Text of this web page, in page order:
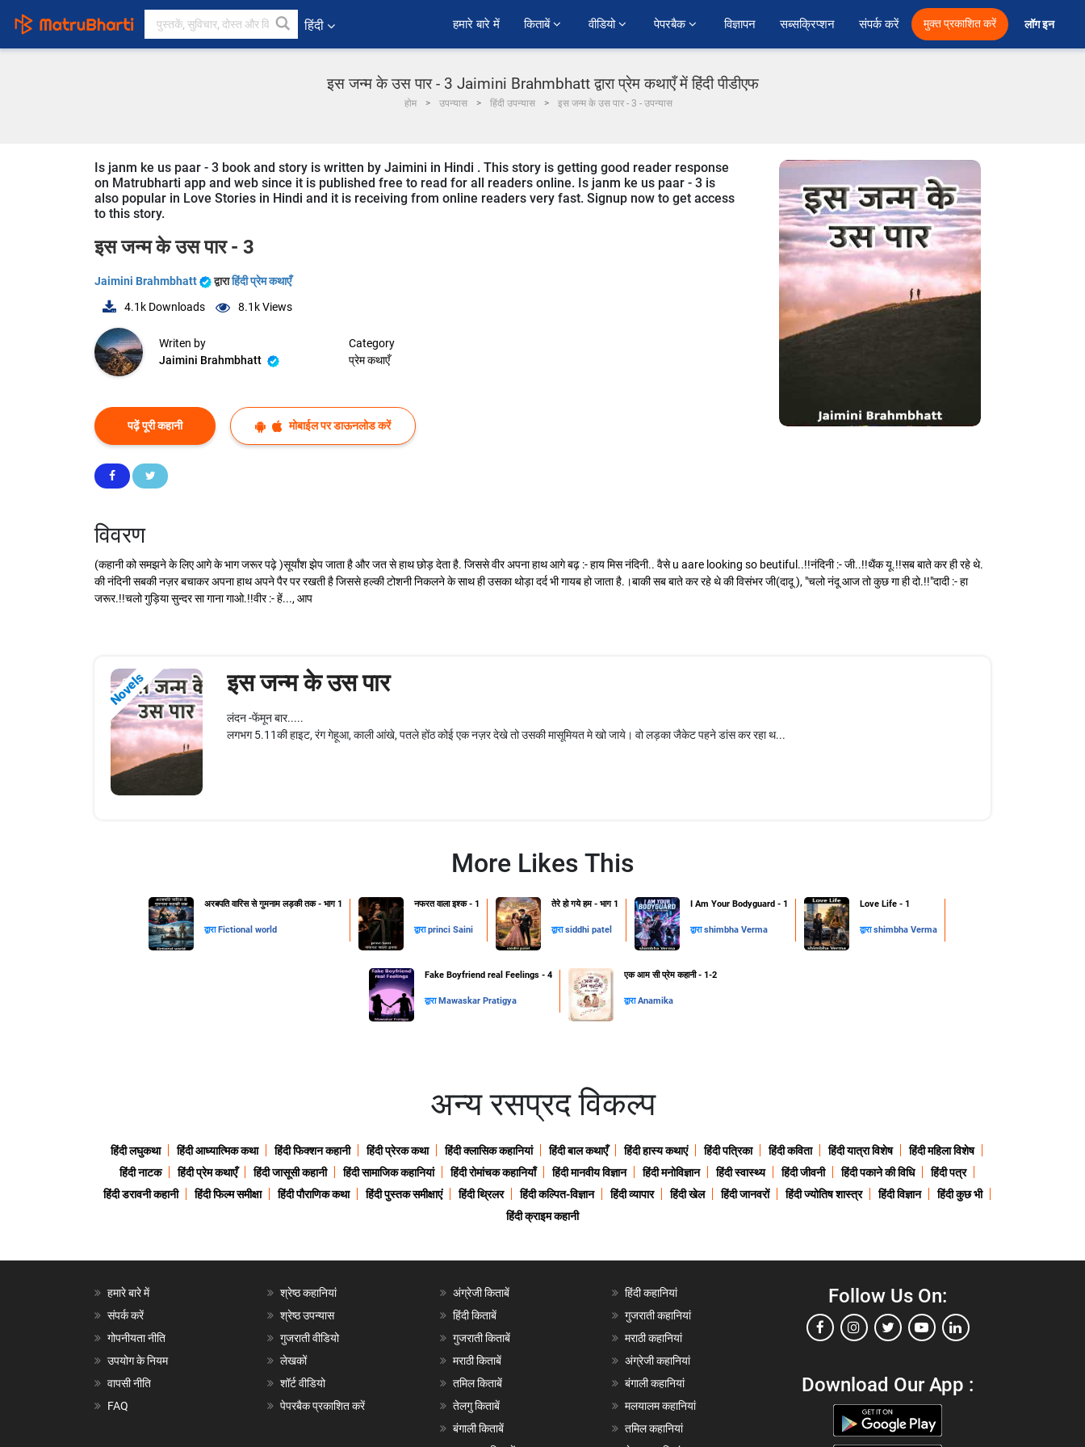
हिंदी हमारे बारे में किताबें वीडियो पेपरबैक विज्ञापन सब्सक्रिप्शन संपर्क करें मुक्त प्रकाशित करें लॉग इन
इस जन्म के उस पार - 3 Jaimini Brahmbhatt द्वारा प्रेम कथाएँ में हिंदी पीडीएफ
होम उपन्यास हिंदी उपन्यास इस जन्म के उस पार - 3 - उपन्यास
Is janm ke us paar - 3 book and story is written by Jaimini in Hindi . This story is getting good reader response
on Matrubharti app and web since it is published free to read for all readers online. Is janm ke us paar - 3 is
also popular in Love Stories in Hindi and it is receiving from online readers very fast. Signup now to get access
to this story.
इस जन्म के उस पार - 3
Jaimini Brahmbhatt द्वाराहिंदी प्रेम कथाएँ
4.1k Downloads 8.1kViews
Writen by
Jaimini Brahmbhatt
Category
प्रेम कथाएँ
पढ़ें पूरी कहानी मोबाईल पर डाऊनलोड करें
विवरण
(कहानी को समझने के लिए आगे के भाग जरूर पढ़े )सूर्यांश झेप जाता है और जत से हाथ छोड़ देता है. जिससे वीर अपना हाथ आगे बढ़ :- हाय मिस नंदिनी.. वैसे u aare looking so beutiful..!!नंदिनी :- जी..!!थैंक यू.!!सब बाते कर ही रहे थे.
की नंदिनी सबकी नज़र बचाकर अपना हाथ अपने पैर पर रखती है जिससे हल्की टोशनी निकलने के साथ ही उसका थोड़ा दर्द भी गायब हो जाता है.।बाकी सब बाते कर रहे थे की विसंभर जी(दादू ), "चलो नंदू आज तो कुछ गा ही दो.!!"दादी :- हा
जरूर.!!चलो गुड़िया सुन्दर सा गाना गाओ.!!वीर :- हें..., आप
Novels इस जन्म के उस पार
लंदन -फेंमून बार.....
लगभग 5.11की हाइट, रंग गेहूआ, काली आंखे, पतले होंठ कोई एक नज़र देखे तो उसकी मासूमियत मे खो जाये। वो लड़का जैकेट पहने डांस कर रहा थ...
More Likes This
अरबपति वारिस से गुमनाम लड़की तक - भाग 1
द्वारा Fictional world
नफरत वाला इश्क - 1
द्वाराprinci Saini
तेरे हो गये हम - भाग 1
द्वाराsiddhi patel
I Am Your Bodyguard - 1
द्वाराshimbha Verma
Love Life - 1
द्वाराshimbha Verma
Fake Boyfriend real Feelings - 4
द्वारा Mawaskar Pratigya
एक आम सी प्रेम कहानी - 1-2
द्वाराAnamika
अन्य रसप्रद विकल्प
हिंदी लघुकथा हिंदी आध्यात्मिक कथा हिंदी फिक्शन कहानी हिंदी प्रेरक कथा हिंदी क्लासिक कहानियां हिंदी बाल कथाएँ हिंदी हास्य कथाएं हिंदी पत्रिका हिंदी कविता हिंदी यात्रा विशेष
हिंदी महिला विशेष
हिंदी नाटक
हिंदी प्रेम कथाएँ हिंदी जासूसी कहानी हिंदी सामाजिक कहानियां हिंदी रोमांचक कहानियाँ हिंदी मानवीय विज्ञान हिंदी मनोविज्ञान हिंदी स्वास्थ्य हिंदी जीवनी हिंदी पकाने की विधि
हिंदी पत्र
हिंदी डरावनी कहानी
हिंदी फिल्म समीक्षा हिंदी पौराणिक कथा हिंदी पुस्तक समीक्षाएं हिंदी थ्रिलर हिंदी कल्पित-विज्ञान हिंदी व्यापार हिंदी खेल हिंदी जानवरों हिंदी ज्योतिष शास्त्र हिंदी विज्ञान
हिंदी कुछ भी
हिंदी क्राइम कहानी
हमारे बारे में
संपर्क करें
गोपनीयता नीति
उपयोग के नियम
वापसी नीति
FAQ
श्रेष्ठ कहानियां
श्रेष्ठ उपन्यास
गुजराती वीडियो
लेखकों
शॉर्ट वीडियो
पेपरबैक प्रकाशित करें
अंग्रेजी किताबें
हिंदी किताबें
गुजराती किताबें
मराठी किताबें
तमिल किताबें
तेलगु किताबें
बंगाली किताबें
हिंदी कहानियां
गुजराती कहानियां
मराठी कहानियां
अंग्रेजी कहानियां
बंगाली कहानियां
मलयालम कहानियां
तमिल कहानियां
Follow Us On:
Download Our App :